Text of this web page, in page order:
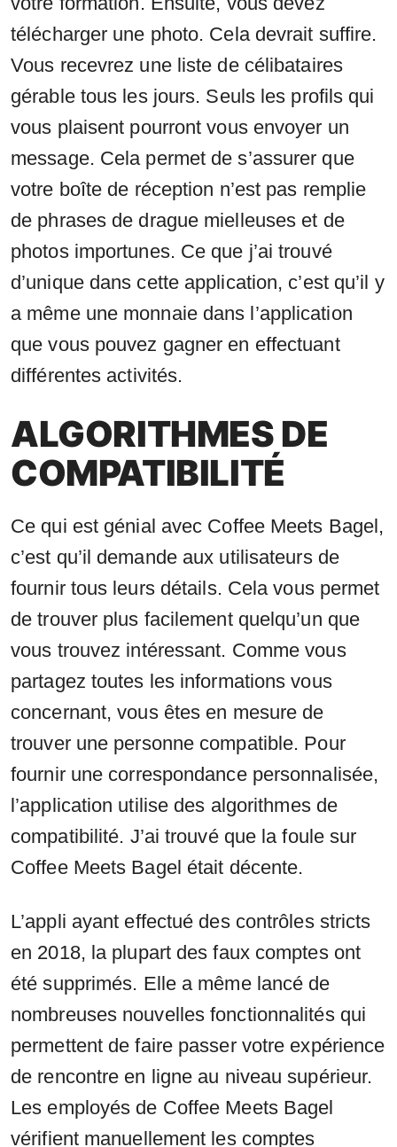
télécharger une photo. Cela devrait suffire.
Vous recevrez une liste de célibataires
gérable tous les jours. Seuls les profils qui
vous plaisent pourront vous envoyer un
message. Cela permet de s’assurer que
votre boîte de réception n’est pas remplie
de phrases de drague mielleuses et de
photos importunes. Ce que j’ai trouvé
d’unique dans cette application, c’est qu’il y
a même une monnaie dans l’application
que vous pouvez gagner en effectuant
différentes activités.
ALGORITHMES DE
COMPATIBILITÉ
Ce qui est génial avec Coffee Meets Bagel,
c’est qu’il demande aux utilisateurs de
fournir tous leurs détails. Cela vous permet
de trouver plus facilement quelqu’un que
vous trouvez intéressant. Comme vous
partagez toutes les informations vous
concernant, vous êtes en mesure de
trouver une personne compatible. Pour
fournir une correspondance personnalisée,
l’application utilise des algorithmes de
compatibilité. J’ai trouvé que la foule sur
Coffee Meets Bagel était décente.
L’appli ayant effectué des contrôles stricts
en 2018, la plupart des faux comptes ont
été supprimés. Elle a même lancé de
nombreuses nouvelles fonctionnalités qui
permettent de faire passer votre expérience
de rencontre en ligne au niveau supérieur.
Les employés de Coffee Meets Bagel
vérifient manuellement les comptes